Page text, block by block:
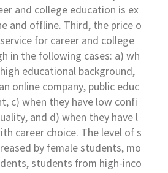
and college education is ex
and offline. Third, the price o
for career and college
in the following cases: a) wh
educational background,
online company, public educ
c) when they have low confi
and d) when they have l
career choice. The level of s
by female students, mo
students from high-inco